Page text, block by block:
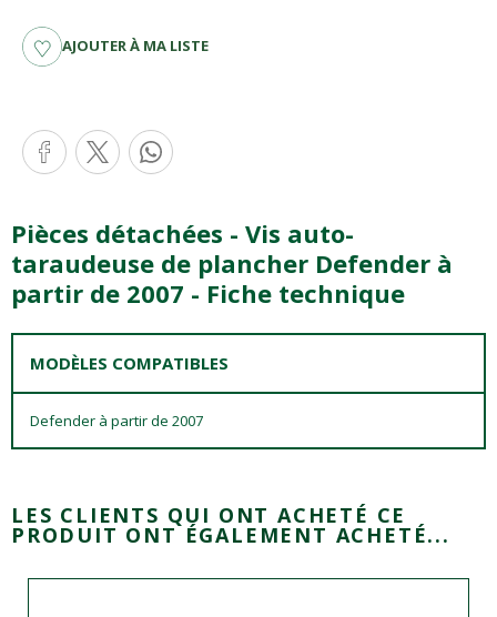
AJOUTER À MA LISTE
Pièces détachées - Vis auto-
taraudeuse de plancher Defender à
partir de 2007 - Fiche technique
MODÈLES COMPATIBLES
Defender à partir de 2007
LES CLIENTS QUI ONT ACHETÉ CE
PRODUIT ONT ÉGALEMENT ACHETÉ...